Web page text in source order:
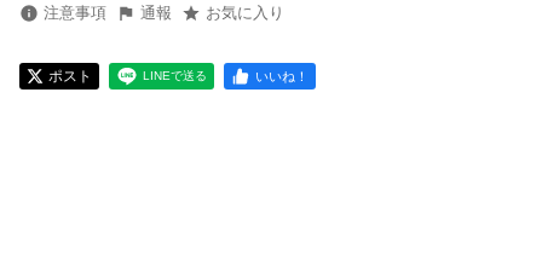
注意事項 通報 お気に入り
ポスト LINEで送る いいね！